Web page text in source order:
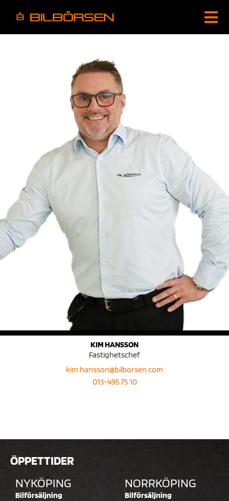
KIM HANSSON
Fastighetschef
kim.hansson@bilborsen.com
013-495 75 10
ÖPPETTIDER
NYKÖPING
Bilförsäljning
NORRKÖPING
Bilförsäljning